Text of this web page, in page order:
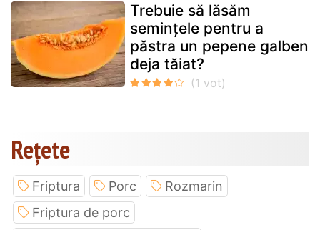
Trebuie să lăsăm
semințele pentru a
păstra un pepene galben
deja tăiat?
Rețete
Friptura Porc
Rozmarin
Friptura de porc